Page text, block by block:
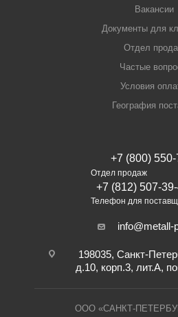
Вакансии
Документы для
Отдел
Частые
Условия
География
+7 (800)
Отдел продаж
+7 (812) 507-
Телефон для
info@metall-
198035, Санкт-
д.10, корп.3, лит.А,
ООО «САНКТ-